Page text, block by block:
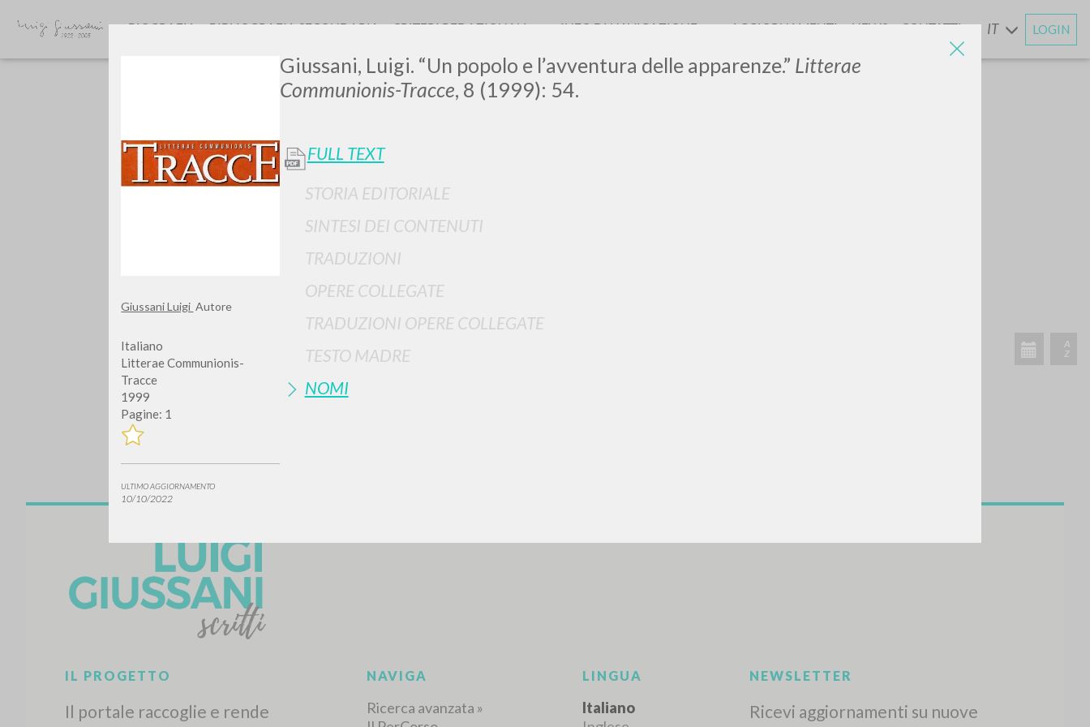
Giussani Luigi Autore
Italiano
Litterae Communionis-
Tracce
1999
Pagine: 1
ULTIMO AGGIORNAMENTO
10/10/2022
Giussani, Luigi. “Un popolo e l’avventura delle apparenze.” Litterae
Communionis-Tracce, 8 (1999): 54.
FULL TEXT
STORIA EDITORIALE
SINTESI DEI CONTENUTI
TRADUZIONI
OPERE COLLEGATE
TRADUZIONI OPERE COLLEGATE
TESTO MADRE
NOMI
LUIGI
GIUSSANI
scritti
BIOGRAFIA BIBLIOGRAFIA SECONDARIA CRITERI REDAZIONALI INFO DI NAVIGAZIONE AGGIORNAMENTIENEWS CONTATTI IT LOGIN
TIPOLOGIA OPERA